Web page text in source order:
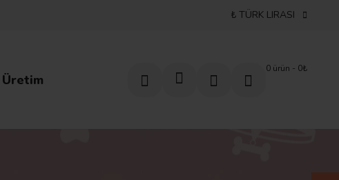
Üretim
0 ürün - 0₺